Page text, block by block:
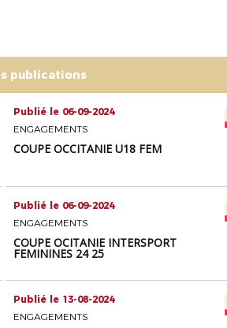
publications
Publié le 06-09-2024
ENGAGEMENTS
COUPE OCCITANIE U18 FEM
Publié le 06-09-2024
ENGAGEMENTS
COUPE OCITANIE INTERSPORT
FEMININES 24 25
Publié le 13-08-2024
ENGAGEMENTS